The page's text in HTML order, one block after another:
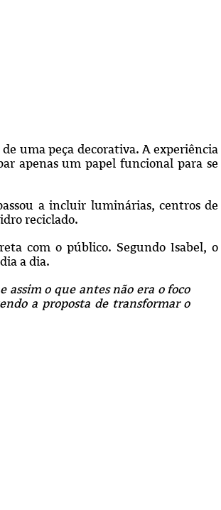
uma peça decorativa. A experiência
apenas um papel funcional para se
a incluir luminárias, centros de
reciclado.
com o público. Segundo Isabel, o
a dia.
assim o que antes não era o foco
a proposta de transformar o